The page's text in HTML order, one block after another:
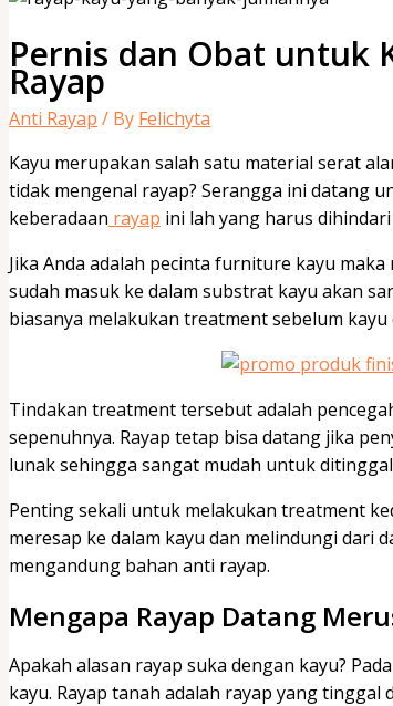
Pernis dan Obat untuk
Rayap
Anti Rayap / By Felichyta
Kayu merupakan salah satu material serat
tidak mengenal rayap? Serangga ini datang
keberadaan rayap ini lah yang harus dihindari
Jika Anda adalah pecinta furniture kayu
sudah masuk ke dalam substrat kayu akan
biasanya melakukan treatment sebelum
Tindakan treatment tersebut adalah
sepenuhnya. Rayap tetap bisa datang jika
lunak sehingga sangat mudah untuk
Penting sekali untuk melakukan treatment
meresap ke dalam kayu dan melindungi dari
mengandung bahan anti rayap.
Mengapa Rayap Datang
Apakah alasan rayap suka dengan kayu?
kayu. Rayap tanah adalah rayap yang